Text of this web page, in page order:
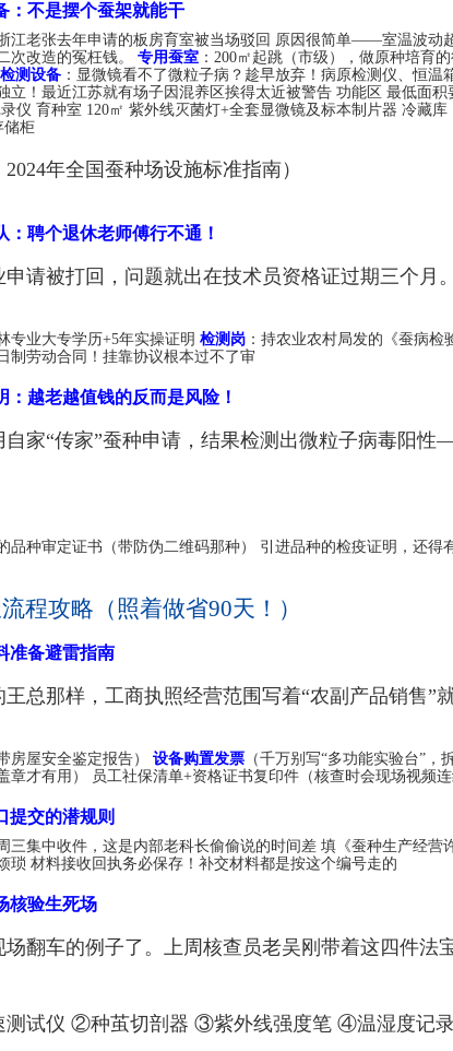
：不是摆个蚕架就能干
江老张去年申请的板房育室被当场驳回 原因很简单——室温波动
次改造的冤枉钱。 专用蚕室 ：200㎡起跳（市级），做原种培育
检测设备 ：显微镜看不了微粒子病？趁早放弃！病原检测仪、恒温
立！最近江苏就有场子因混养区挨得太近被警告 功能区 最低面
仪 育种室 120㎡ 紫外线灭菌灯+全套显微镜及标本制片器 冷藏
储柜
2024年全国蚕种场设施标准指南）
：聘个退休老师傅行不通！
请被打回，问题就出在技术员资格证过期三个月
专业大专学历+5年实操证明 检测岗 ：持农业农村局发的《蚕病
制劳动合同！挂靠协议根本过不了审
：越老越值钱的反而是风险！
自家“传家”蚕种申请，结果检测出微粒子病毒阳
品种审定证书（带防伪二维码那种） 引进品种的检疫证明，还
程攻略（照着做省90天！）
准备避雷指南
总那样，工商执照经营范围写着“农副产品销售”
房屋安全鉴定报告） 设备购置发票 （千万别写“多功能实验台”，
章才有用） 员工社保清单+资格证书复印件（核查时会现场视频连
提交的潜规则
三集中收件，这是内部老科长偷偷说的时间差 填《蚕种生产经营
琐 材料接收回执务必保存！补交材料都是按这个编号走的
核验生死场
翻车的例子了。上周核查员老吴刚带着这四件法
试仪 ②种茧切剖器 ③紫外线强度笔 ④温湿度记